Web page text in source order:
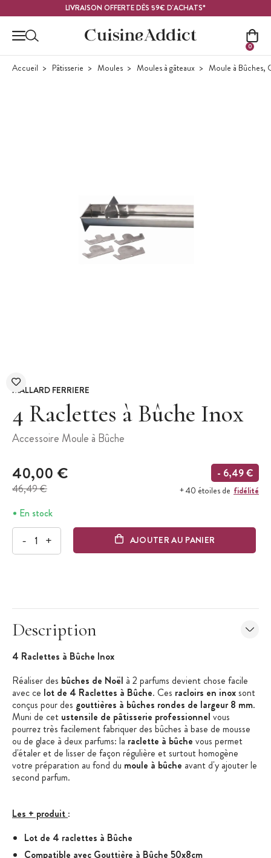
LIVRAISON OFFERTE DÈS 59€ D'ACHATS*
0
Accueil Pâtisserie Moules Moules à gâteaux Moule à Bûches,
MALLARD FERRIERE
4 Raclettes à Bûche Inox
Accessoire Moule à Bûche
40,00 €
46,49 €
- 6,49 €
+ 40 étoiles de fidélité
En stock
- + AJOUTER AU PANIER
Description
4 Raclettes à Bûche Inox
Réaliser des bûches de Noël à 2 parfums devient chose facile
avec ce lot de 4 Raclettes à Bûche. Ces racloirs en inoxsont
conçus pour des gouttières à bûches rondes de largeur 8 mm.
Muni de cet ustensile de pâtisserie professionnel vous
pourrez très facilement fabriquer des bûches à base de mousse
ou de glace à deux parfums: la raclette à bûche vous permet
d'étaler et de lisser de façon régulière et surtout homogène
votre préparation au fond du moule à bûche avant d'y ajouter le
second parfum.
Les + produit :
Lot de 4 raclettes à Bûche
Compatible avec Gouttière à Bûche 50x8cm